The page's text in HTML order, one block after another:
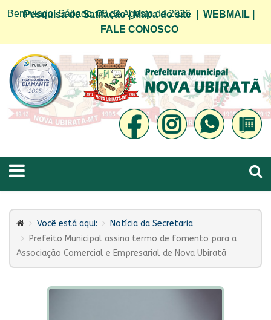
Bem vindo! Sábado, 08 de Agosto de 2026
Pesquisa de Satifação|Mapa do site WEBMAIL
FALE CONOSCO
Você está aqui:
Notícia da Secretaria
Prefeito Municipal assina termo de fomento para a
Associação Comercial e Empresarial de Nova Ubiratã